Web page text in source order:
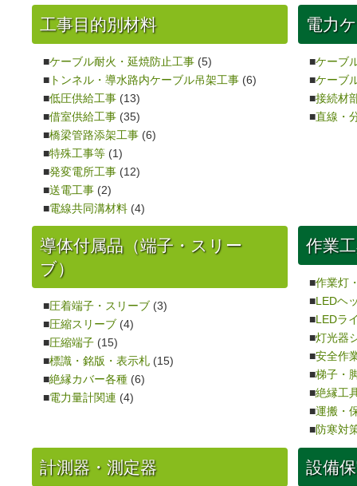
工事目的別材料
ケーブル耐火・延焼防止工事 (5)
トンネル・導水路内ケーブル吊架工事 (6)
低圧供給工事 (13)
借室供給工事 (35)
橋梁管路添架工事 (6)
特殊工事等 (1)
発変電所工事 (12)
送電工事 (2)
電線共同溝材料 (4)
電力
ケーブ
ケーブ
接続材
直線・
導体付属品（端子・スリー
ブ）
圧着端子・スリーブ (3)
圧縮スリーブ (4)
圧縮端子 (15)
標識・銘版・表示札 (15)
絶縁カバー各種 (6)
電力量計関連 (4)
作業
作業灯
LEDヘ
LEDラ
灯光器
安全作
梯子・
絶縁工
運搬・
防寒対
計測器・測定器 設備